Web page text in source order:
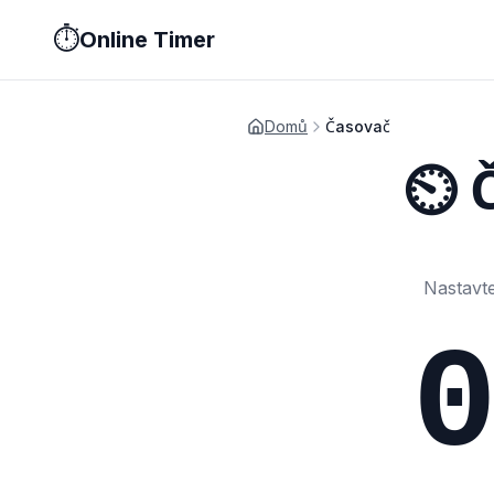
⏱️Online Timer
Domů Časovač
⏲️